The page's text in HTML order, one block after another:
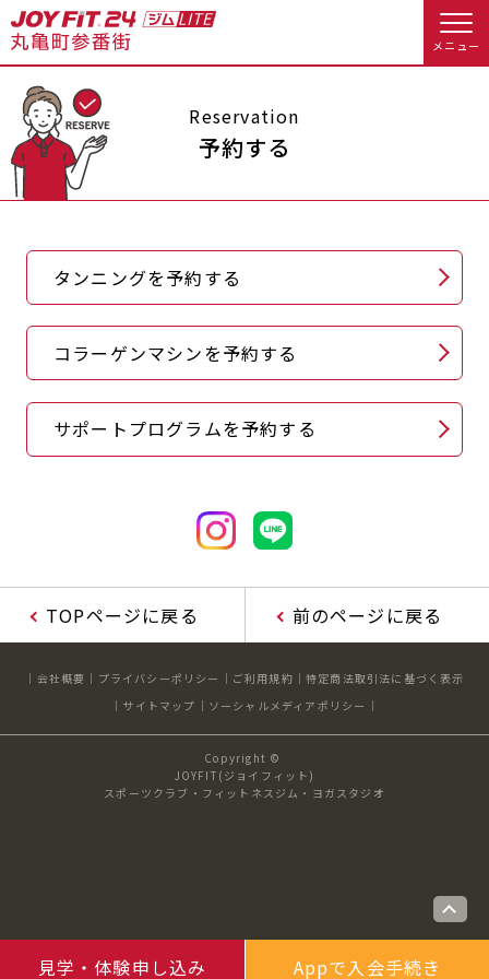
メニュー
店舗トップ
休会お手続き オプション料金
アクセス 店舗情報・サービス
よくあるご質問 店舗へのお問い合わせ
入会のお手続きをする
入会するトップ
Appで入会手続き料金・サービス等詳しく見る
入会を悩まれている方へトップ
料金のご案内
見学・体験 入会方法
よくあるご質問 店舗へのお問い合わせ
JOYFIT YOGA
Reservation
予約する
タンニングを予約する
コラーゲンマシンを予約する
サポートプログラムを予約する
見学・体験申し込み Appで入会手続き
TOPページに戻る 前のページに戻る
会社概要 プライバシーポリシー ご利用規約
特定商法取引法に基づく表示
サイトマップ
ソーシャルメディアポリシー
Copyright ©
JOYFIT(ジョイフィット)
スポーツクラブ・フィットネスジム・ヨガスタジオ